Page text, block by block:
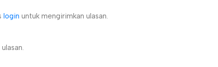
login untuk mengirimkan ulasan.